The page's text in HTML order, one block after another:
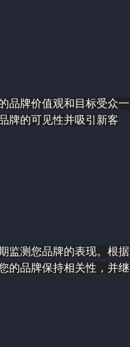
品牌价值观和目标受众一
牌的可见性并吸引新客
监测您品牌的表现。根据
的品牌保持相关性，并继